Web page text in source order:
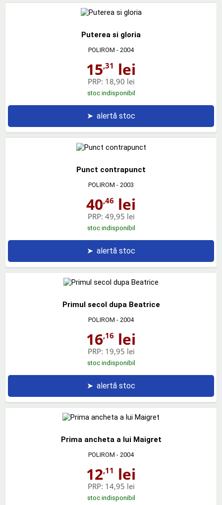
Puterea si gloria
POLIROM - 2004
15,31 lei
PRP: 18,90 lei
stoc indisponibil
➤ alertă stoc
Punct contrapunct
POLIROM - 2003
40,46 lei
PRP: 49,95 lei
stoc indisponibil
➤ alertă stoc
Primul secol dupa Beatrice
POLIROM - 2004
16,16 lei
PRP: 19,95 lei
stoc indisponibil
➤ alertă stoc
Prima ancheta a lui Maigret
POLIROM - 2004
12,11 lei
PRP: 14,95 lei
stoc indisponibil